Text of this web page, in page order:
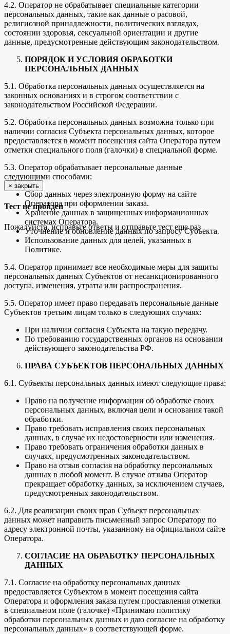
× закрыть
Тест не пройден
Пожалуйста, исправьте ответы и отправьте тест еще раз
4.2. Оператор не обрабатывает специальные категории
персональных данных, такие как данные о расовой,
религиозной принадлежности, политических взглядах,
состоянии здоровья, сексуальной ориентации и другие
данные, предусмотренные действующим законодательством.
ПОРЯДОК И УСЛОВИЯ ОБРАБОТКИ
ПЕРСОНАЛЬНЫХ ДАННЫХ
5.1. Обработка персональных данных осуществляется на
законных основаниях и в строгом соответствии с
законодательством Российской Федерации.
5.2. Обработка персональных данных возможна только при
наличии согласия Субъекта персональных данных, которое
предоставляется в момент посещения сайта Оператора путем
отметки специального поля (галочки) в специальной форме.
5.3. Оператор обрабатывает персональные данные
следующими способами:
Сбор данных через электронную форму на сайте
Оператора при оформлении заказа.
Хранение данных в защищенных информационных
системах Оператора.
Уточнение и обновление данных по запросу Субъекта.
Использование данных для целей, указанных в
Политике.
5.4. Оператор принимает все необходимые меры для защиты
персональных данных Субъектов от несанкционированного
доступа, изменения, утраты или распространения.
5.5. Оператор имеет право передавать персональные данные
Субъектов третьим лицам только в следующих случаях:
При наличии согласия Субъекта на такую передачу.
По требованию государственных органов на основании
действующего законодательства РФ.
ПРАВА СУБЪЕКТОВ ПЕРСОНАЛЬНЫХ ДАННЫХ
6.1. Субъекты персональных данных имеют следующие права:
Право на получение информации об обработке своих
персональных данных, включая цели и основания такой
обработки.
Право требовать исправления своих персональных
данных, в случае их недостоверности или изменения.
Право требовать ограничения обработки данных в
случаях, предусмотренных законодательством.
Право на отзыв согласия на обработку персональных
данных в любой момент. В случае отзыва Оператор
прекращает обработку данных, за исключением случаев,
предусмотренных законодательством.
6.2. Для реализации своих прав Субъект персональных
данных может направить письменный запрос Оператору по
адресу электронной почты, указанному на официальном сайте
Оператора.
СОГЛАСИЕ НА ОБРАБОТКУ ПЕРСОНАЛЬНЫХ
ДАННЫХ
7.1. Согласие на обработку персональных данных
предоставляется Субъектом в момент посещения сайта
Оператора и оформления заказа путем проставления отметки
в специальном поле (галочке) «Принимаю политику
обработки персональных данных и даю согласие на обработку
персональных данных» в соответствующей форме.